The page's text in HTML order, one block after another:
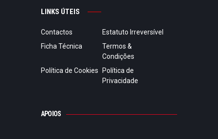
LINKS ÚTEIS
Contactos
Estatuto Irreversível
Ficha Técnica
Termos &
Condições
Política de Cookies
Política de
Privacidade
APOIOS